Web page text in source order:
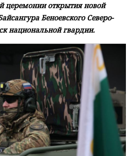
церемонии открытия новой
Беноевского Северо-
национальной гвардии.